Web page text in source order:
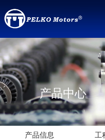
产品中心
产品信息 工